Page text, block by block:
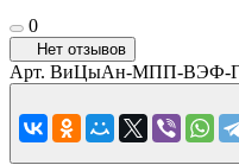
0
Нет отзывов
Арт. ВиЦыАн-МПП-ВЭФ-